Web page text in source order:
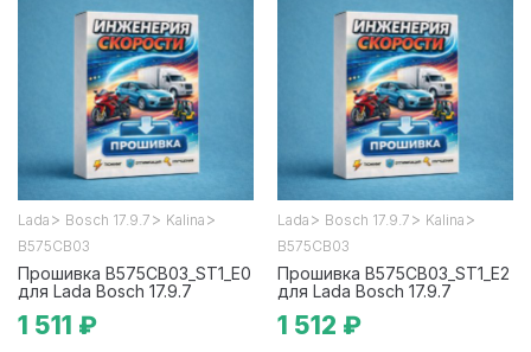
Lada > Bosch 17.9.7 > Kalina >
B575CB03
Прошивка B575CB03_ST1_E0
для Lada Bosch 17.9.7
1 511 ₽
Lada > Bosch 17.9.7 > Kalina >
B575CB03
Прошивка B575CB03_ST1_E2
для Lada Bosch 17.9.7
1 512 ₽